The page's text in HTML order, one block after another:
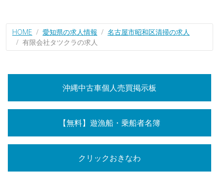
HOME 愛知県の求人情報
名古屋市昭和区清掃の求人
有限会社タツクラの求人
沖縄中古車個人売買掲示板
【無料】遊漁船・乗船者名簿
クリックおきなわ